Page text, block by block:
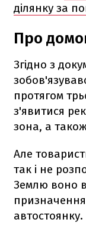
ділянку за
Про
Згідно з
протягом
з'явитися
зона, а
Але
так і не
Землю воно
автостоянку.